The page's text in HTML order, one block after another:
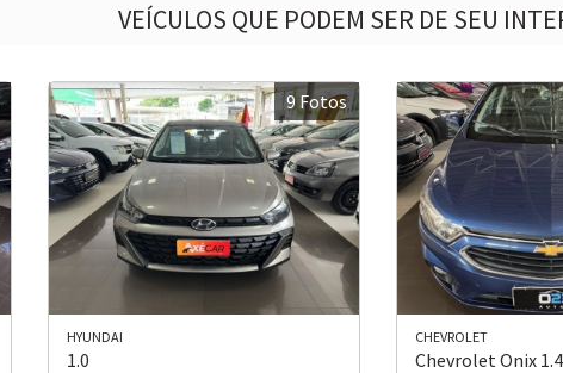
VEÍCULOS QUE PODEM SER DE SEU
9 Fotos
HYUNDAI
1.0
CHEVROLET
Chevrolet Onix 1.4